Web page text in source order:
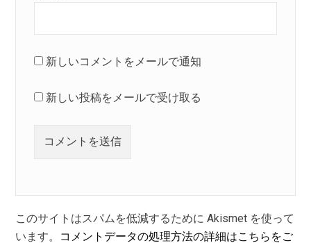
新しいコメントをメールで通知
新しい投稿をメールで受け取る
このサイトはスパムを低減するために Akismet を使って
います。 コメントデータの処理方法の詳細はこちらをご